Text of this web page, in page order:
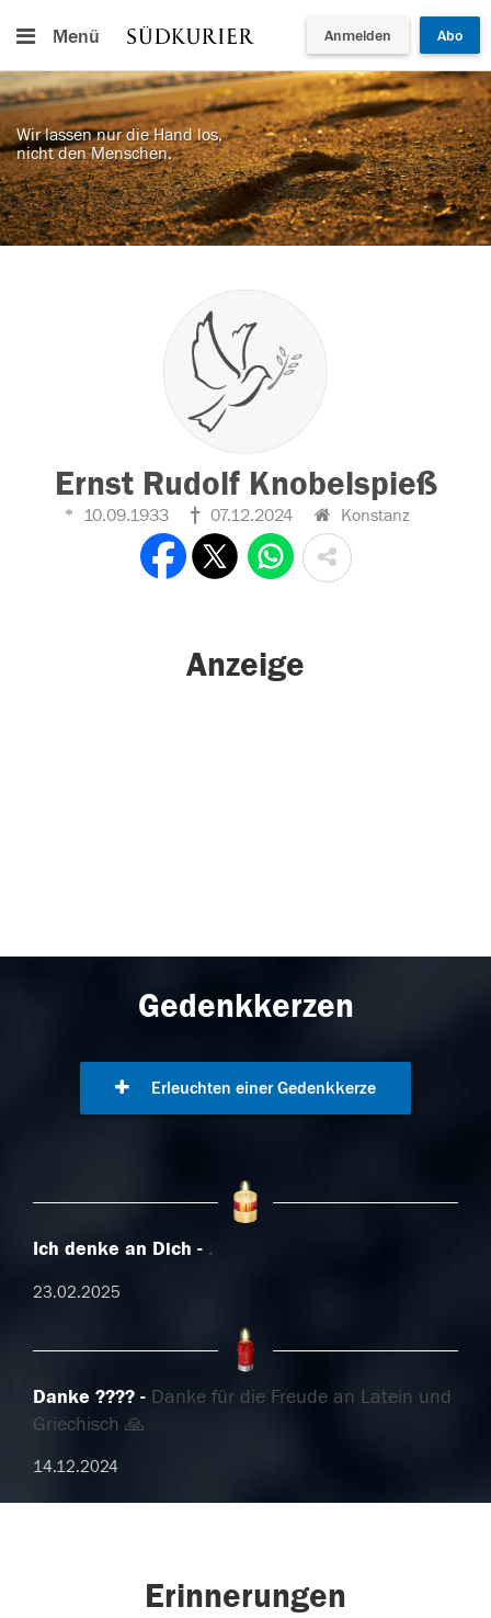
Menü Anmelden Abo
Wir lassen nur die Hand los,
nicht den Menschen.
Ernst Rudolf Knobelspieß
10.09.1933 07.12.2024 Konstanz
Anzeige
Gedenkkerzen
Erleuchten einer Gedenkkerze
Ich denke an Dich .
23.02.2025
Danke ????
Danke für die Freude an Latein und
Griechisch 🙏
14.12.2024
Erinnerungen